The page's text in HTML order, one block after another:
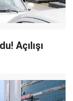
Açılışı